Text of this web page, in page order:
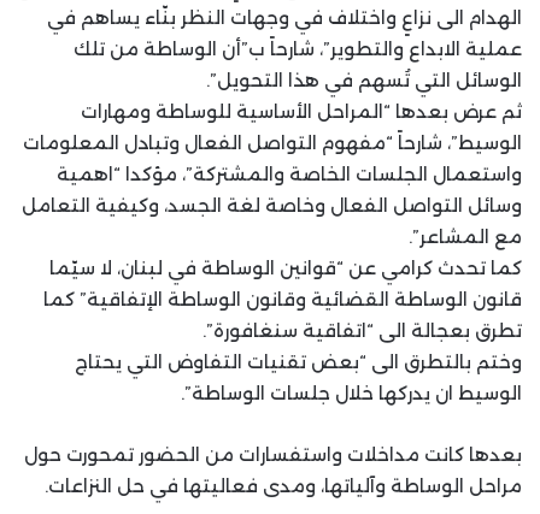
الهدام الى نزاعٍ واختلاف في وجهات النظر بنّاء يساهم في
عملية الابداع والتطوير”، شارحاً ب”أن الوساطة من تلك
الوسائل التي تُسهم في هذا التحويل”.
ثم عرض بعدها “المراحل الأساسية للوساطة ومهارات
الوسيط”، شارحاً “مفهوم التواصل الفعال وتبادل المعلومات
واستعمال الجلسات الخاصة والمشتركة”، مؤكدا “اهمية
وسائل التواصل الفعال وخاصة لغة الجسد، وكيفية التعامل
مع المشاعر”.
كما تحدث كرامي عن “قوانين الوساطة في لبنان، لا سيّما
قانون الوساطة القضائية وقانون الوساطة الإتفاقية” كما
تطرق بعجالة الى “اتفاقية سنغافورة”.
وختم بالتطرق الى “بعض تقنيات التفاوض التي يحتاج
الوسيط ان يدركها خلال جلسات الوساطة”.
بعدها كانت مداخلات واستفسارات من الحضور تمحورت حول
مراحل الوساطة وآلياتها، ومدى فعاليتها في حل النزاعات.